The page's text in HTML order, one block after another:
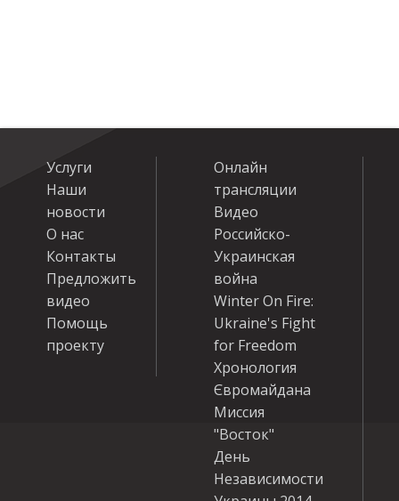
Услуги
Наши
новости
О нас
Контакты
Предложить
видео
Помощь
проекту
Онлайн
трансляции
Видео
Российско-
Украинская
война
Winter On Fire:
Ukraine's Fight
for Freedom
Хронология
Євромайдана
Миссия
"Восток"
День
Независимости